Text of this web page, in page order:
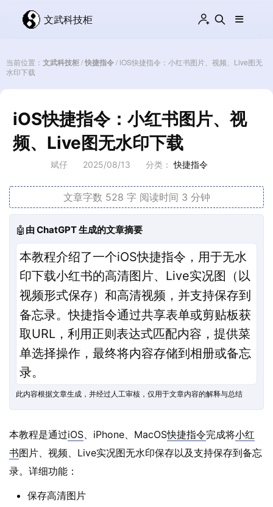
文武科技柜
当前位置： 文武科技柜/快捷指令/iOS快捷指令：小红书图片、视频、Live图无
水印下载
iOS快捷指令：小红书图片、视
频、Live图无水印下载
斌仔 2025/08/13 分类： 快捷指令
文章字数 528 字 阅读时间 3 分钟
🤖 由 ChatGPT 生成的文章摘要
本教程介绍了一个iOS快捷指令，用于无水
印下载小红书的高清图片、Live实况图（以
视频形式保存）和高清视频，并支持保存到
备忘录。快捷指令通过共享表单或剪贴板获
取URL，利用正则表达式匹配内容，提供菜
单选择操作，最终将内容存储到相册或备忘
录。
此内容根据文章生成，并经过人工审核，仅用于文章内容的解释与总结
本教程是通过iOS、iPhone、MacOS快捷指令完成将小红
书图片、视频、Live实况图无水印保存以及支持保存到备忘
录。详细功能：
保存高清图片